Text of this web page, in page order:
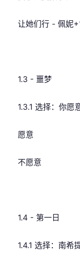
让她们行 - 佩妮
1.3 - 噩梦
1.3.1 选择：你愿
愿意
不愿意
1.4 - 第一日
1.4.1 选择：南希